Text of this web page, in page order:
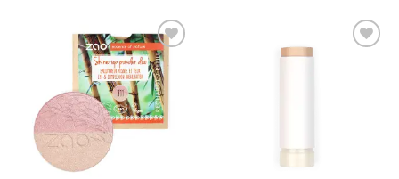
Añadir
a la
lista de
deseos